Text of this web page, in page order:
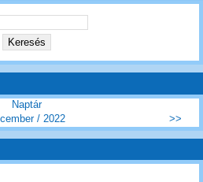
Naptár
/ 2022 >>